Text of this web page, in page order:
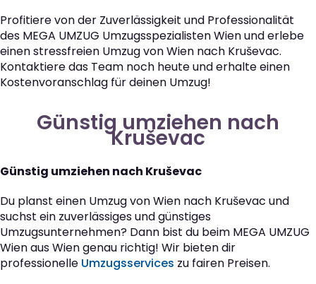
Profitiere von der Zuverlässigkeit und Professionalität
des MEGA UMZUG Umzugsspezialisten Wien und erlebe
einen stressfreien Umzug von Wien nach Kruševac.
Kontaktiere das Team noch heute und erhalte einen
Kostenvoranschlag für deinen Umzug!
Günstig umziehen nach
Kruševac
Günstig umziehen nach Kruševac
Du planst einen Umzug von Wien nach Kruševac und
suchst ein zuverlässiges und günstiges
Umzugsunternehmen? Dann bist du beim MEGA UMZUG
Wien aus Wien genau richtig! Wir bieten dir
professionelle Umzugsservices zu fairen Preisen.